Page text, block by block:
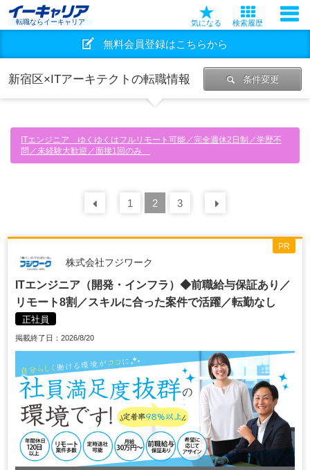
転職ならイーキャリア 気になる 検索履歴
無料会員登録はこちらから
新宿区×ITアーキテクトの転職情報 条件変更
ITエンジニア ゆくゆくはフルリモート可能／完全週休2日制／学歴不
問／未経験大歓迎／面接1回のみ
前の 30
1 2 3
株式会社フジワーク
ITエンジニア（開発・インフラ）◆前職給与保証あり／
リモート8割／スキルに合った案件で活躍／転勤なし
正社員
掲載終了日：2026/8/20
PR